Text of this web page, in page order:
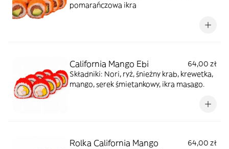
pomarańczowa ikra
California Mango Ebi
64,00 zł
Składniki: Nori, ryż, śnieżny krab, krewetka,
mango, serek śmietankowy, ikra masago.
Rolka California Mango
64,00 zł